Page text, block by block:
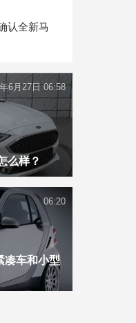
认全新马
么样？
6月27日 06:58
凑车和小型
06:20